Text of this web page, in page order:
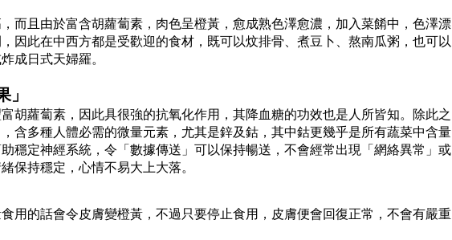
而且由於富含胡蘿蔔素，肉色呈橙黃，愈成熟色澤愈濃，加入菜餚中，色澤漂
因此在中西方都是受歡迎的食材，既可以炆排骨、煮豆卜、熬南瓜粥，也可以
成日式天婦羅。
胡蘿蔔素，因此具很強的抗氧化作用，其降血糖的功效也是人所皆知。除此之
含多種人體必需的微量元素，尤其是鋅及鈷，其中鈷更幾乎是所有蔬菜中含量
穩定神經系統，令「數據傳送」可以保持暢送，不會經常出現「網絡異常」或
保持穩定，心情不易大上大落。
用的話會令皮膚變橙黃，不過只要停止食用，皮膚便會回復正常，不會有嚴重